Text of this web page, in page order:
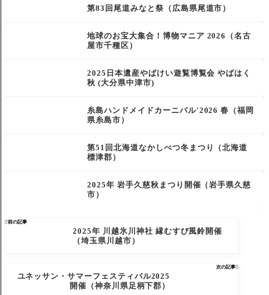
第83回尾道みなと祭（広島県尾道市）
地球のお宝大集合！博物マニア 2026（名古
屋市千種区）
2025日本遺産やばけい遊覧博覧会 やばはく
秋 (大分県中津市)
糸島ハンドメイドカーニバル'2026 春（福岡
県糸島市）
第51回北海道なかしべつ冬まつり（北海道
標津郡）
2025年 岩手久慈秋まつり開催（岩手県久慈
市）
前の記事
2025年 川越氷川神社 縁むすび風鈴開催
（埼玉県川越市）
次の記事
ユネッサン・サマーフェスティバル2025
開催（神奈川県足柄下郡）